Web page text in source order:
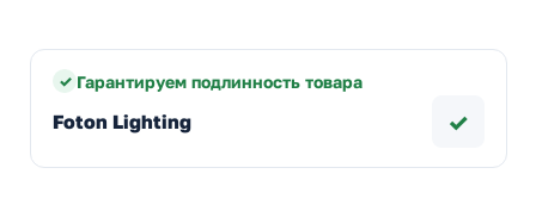
Гарантируем подлинность товара
Foton Lighting ✓